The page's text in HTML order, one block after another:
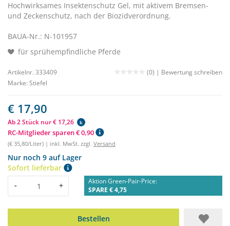
Hochwirksames Insektenschutz Gel, mit aktivem Bremsen-
und Zeckenschutz, nach der Biozidverordnung.
BAUA-Nr.: N-101957
für sprühempfindliche Pferde
Artikelnr. 333409 (0) | Bewertung schreiben
Marke: Stiefel
€ 17,90
Ab 2 Stück nur € 17,26 k
RC-Mitglieder sparen € 0,90
(€ 35,80/Liter) | inkl. MwSt. zzgl. Versand
Nur noch 9 auf Lager
Sofort lieferbar
Menge
- +
Aktion Green-Pair-Price:
SPARE € 4,75
Bestellen